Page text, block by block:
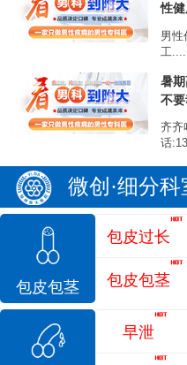
性
男性
工
暑
不
齐齐
话
微创·细分
包皮包茎
包皮过长
包皮包茎
早泄